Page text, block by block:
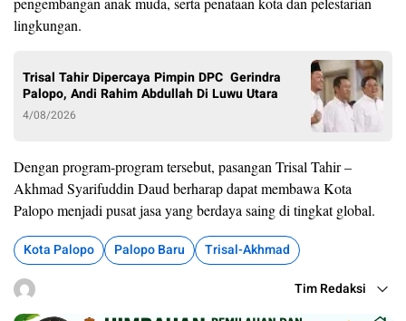
lingkungan.
Trisal Tahir Dipercaya Pimpin DPC Gerindra
Palopo, Andi Rahim Abdullah Di Luwu Utara
4/08/2026
Dengan program-program tersebut, pasangan Trisal Tahir –
Akhmad Syarifuddin Daud berharap dapat membawa Kota
Palopo menjadi pusat jasa yang berdaya saing di tingkat global.
Kota Palopo Palopo Baru Trisal-Akhmad
Tim Redaksi